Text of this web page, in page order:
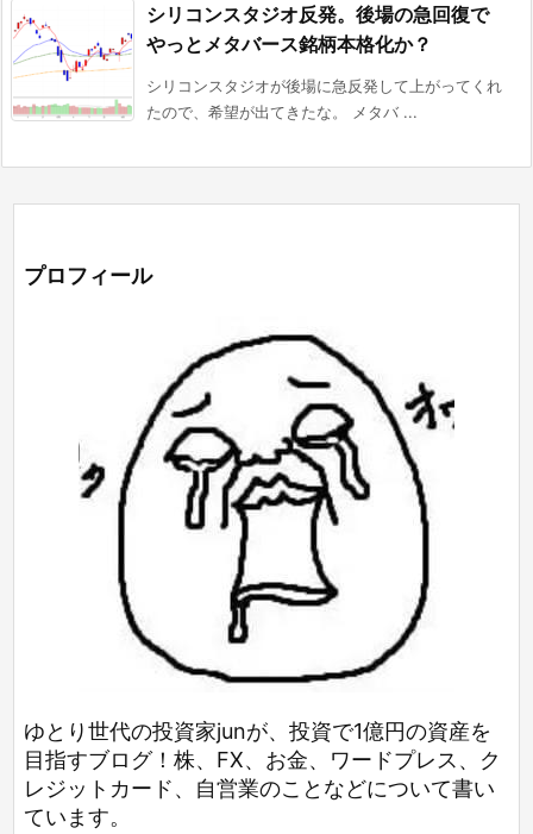
シリコンスタジオ反発。後場の急回復で
やっとメタバース銘柄本格化か？
シリコンスタジオが後場に急反発して上がってくれ
たので、希望が出てきたな。 メタバ ...
プロフィール
ゆとり世代の投資家junが、投資で1億円の資産を
目指すブログ！株、FX、お金、ワードプレス、ク
レジットカード、自営業のことなどについて書い
ています。